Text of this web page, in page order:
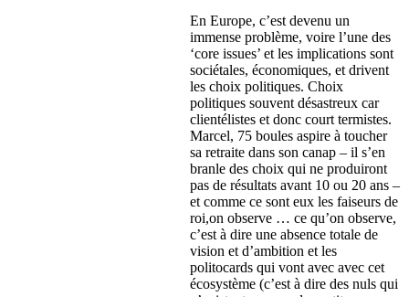
En Europe, c’est devenu un
immense problème, voire l’une des
‘core issues’ et les implications sont
sociétales, économiques, et drivent
les choix politiques. Choix
politiques souvent désastreux car
clientélistes et donc court termistes.
Marcel, 75 boules aspire à toucher
sa retraite dans son canap – il s’en
branle des choix qui ne produiront
pas de résultats avant 10 ou 20 ans –
et comme ce sont eux les faiseurs de
roi,on observe … ce qu’on observe,
c’est à dire une absence totale de
vision et d’ambition et les
politocards qui vont avec avec cet
écosystème (c’est à dire des nuls qui